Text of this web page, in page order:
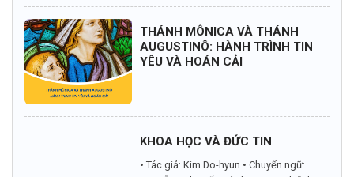
THÁNH MÔNICA VÀ THÁNH
AUGUSTINÔ: HÀNH TRÌNH TIN
YÊU VÀ HOÁN CẢI
KHOA HỌC VÀ ĐỨC TIN
• Tác giả: Kim Do-hyun • Chuyển ngữ: